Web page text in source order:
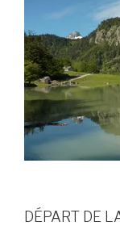
DÉPART DE